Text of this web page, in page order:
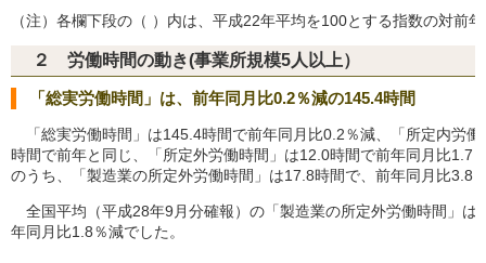
（注）各欄下段の（ ）内は、平成22年平均を100とする指数の対前
２ 労働時間の動き(事業所規模5人以上）
「総実労働時間」は、前年同月比0.2％減の145.4時間
「総実労働時間」は145.4時間で前年同月比0.2％減、「所定内労
時間で前年と同じ、「所定外労働時間」は12.0時間で前年同月比1.7
のうち、「製造業の所定外労働時間」は17.8時間で、前年同月比3.8
全国平均（平成28年9月分確報）の「製造業の所定外労働時間」は
年同月比1.8％減でした。